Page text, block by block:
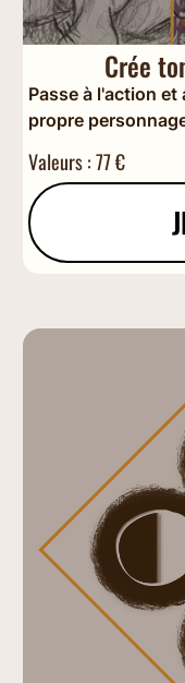
Crée
Passe à l'action
propre
Valeurs : 77 €